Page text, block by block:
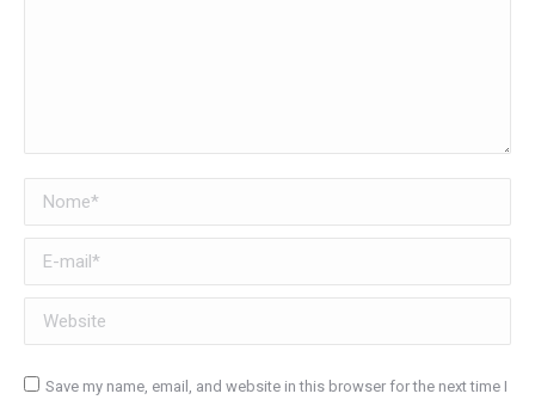
Nome *
E-mail *
Website
Save my name, email, and website in this browser for the next time I